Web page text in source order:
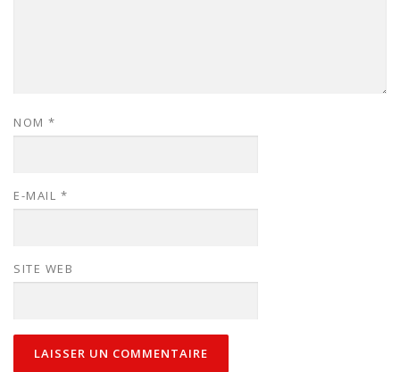
NOM *
E-MAIL *
SITE WEB